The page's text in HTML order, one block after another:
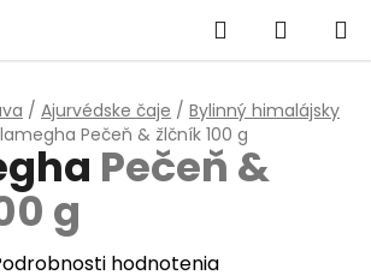
Hľadať
KOŠÍK
/ Ajurvédske čaje / Bylinný himalájsky
Pečeň & žlčník 100 g
Pečeň &
g
hodnotenia